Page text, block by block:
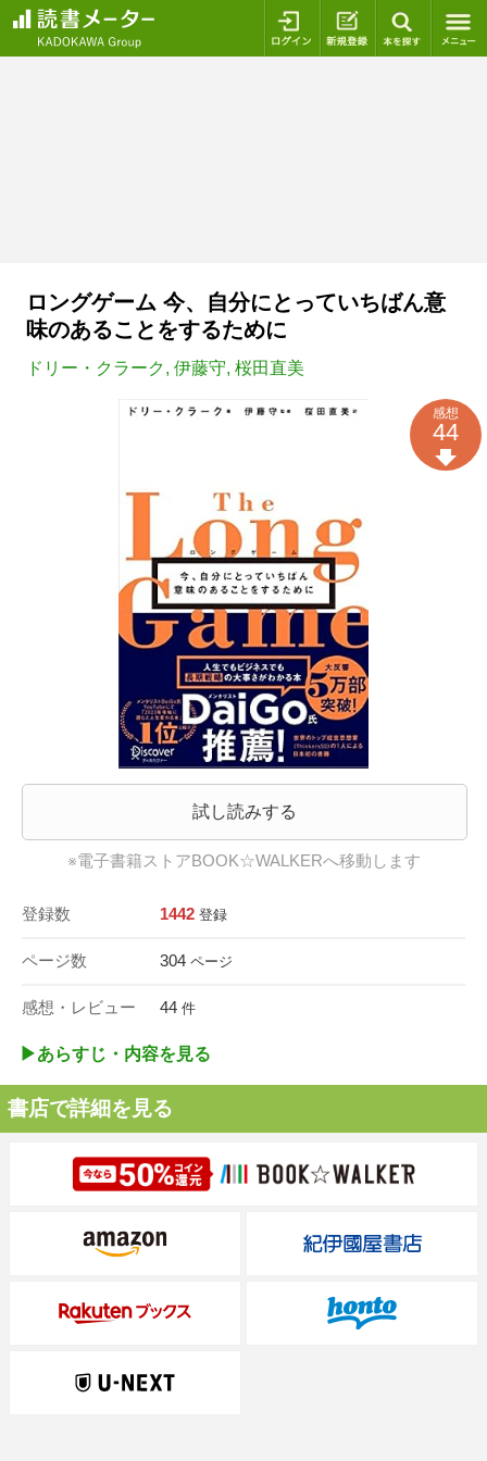
ログイン 新規登録
ロングゲーム 今、自分にとっていちばん意
味のあることをするために
ドリー・クラーク, 伊藤守, 桜田直美
試し読みする
※電子書籍ストアBOOK☆WALKERへ移動します
登録数 1442 登録
ページ数 304 ページ
感想・レビュー 44 件
感想
44
▶︎あらすじ・内容を見る
書店で詳細を見る